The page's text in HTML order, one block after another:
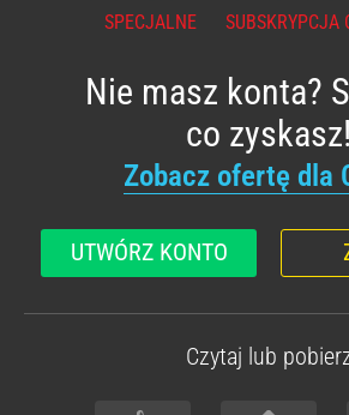
SPECJALNE
SUBSKRYPCJA
Nie masz konta?
co zyskasz!
Zobacz ofertę dla
UTWÓRZ KONTO
Czytaj lub